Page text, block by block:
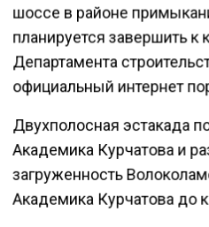
шоссе в районе
планируется завершить к
Департамента
официальный интернет
Двухполосная эстакада
Академика Курчатова и
загруженность
Академика Курчатова до